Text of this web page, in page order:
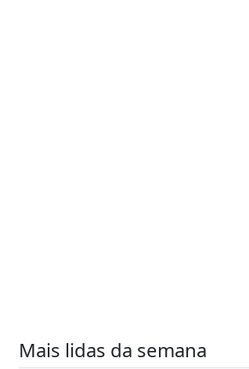
Mais lidas da semana